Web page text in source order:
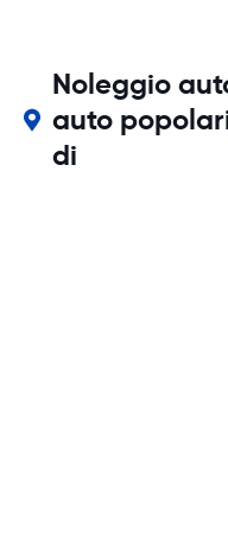
Noleggio
auto
di